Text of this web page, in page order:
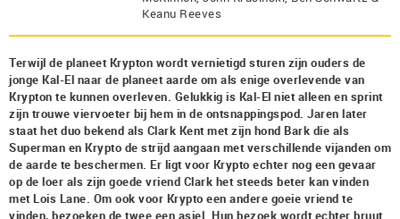
Keanu Reeves
Terwijl de planeet Krypton wordt vernietigd sturen zijn ouders de
jonge Kal-El naar de planeet aarde om als enige overlevende van
Krypton te kunnen overleven. Gelukkig is Kal-El niet alleen en sprint
zijn trouwe viervoeter bij hem in de ontsnappingspod. Jaren later
staat het duo bekend als Clark Kent met zijn hond Bark die als
Superman en Krypto de strijd aangaan met verschillende vijanden om
de aarde te beschermen. Er ligt voor Krypto echter nog een gevaar
op de loer als zijn goede vriend Clark het steeds beter kan vinden
met Lois Lane. Om ook voor Krypto een andere goeie vriend te
vinden, bezoeken de twee een asiel. Hun bezoek wordt echter bruut